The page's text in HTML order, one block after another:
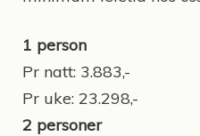
1 person
Pr natt: 3.883,-
Pr uke: 23.298,-
2 personer